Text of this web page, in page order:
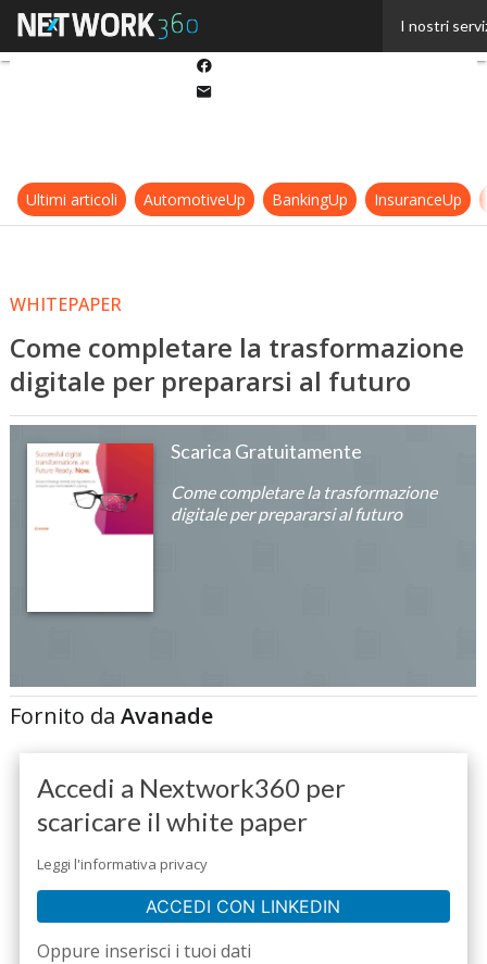
I nostri
Ultimi articoli AutomotiveUp BankingUp InsuranceUp
WHITEPAPER
Come completare la trasformazione
digitale per prepararsi al futuro
Scarica Gratuitamente
Come completare la trasformazione
digitale per prepararsi al futuro
Fornito daAvanade
Accedi a Nextwork360 per
scaricare il white paper
Leggi l'informativa privacy
ACCEDI CON LINKEDIN
Oppure inserisci i tuoi dati